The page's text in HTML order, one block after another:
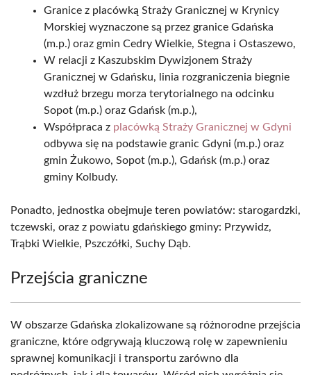
Granice z placówką Straży Granicznej w Krynicy
Morskiej wyznaczone są przez granice Gdańska
(m.p.) oraz gmin Cedry Wielkie, Stegna i Ostaszewo,
W relacji z Kaszubskim Dywizjonem Straży
Granicznej w Gdańsku, linia rozgraniczenia biegnie
wzdłuż brzegu morza terytorialnego na odcinku
Sopot (m.p.) oraz Gdańsk (m.p.),
Współpraca z placówką Straży Granicznej w Gdyni
odbywa się na podstawie granic Gdyni (m.p.) oraz
gmin Żukowo, Sopot (m.p.), Gdańsk (m.p.) oraz
gminy Kolbudy.
Ponadto, jednostka obejmuje teren powiatów: starogardzki,
tczewski, oraz z powiatu gdańskiego gminy: Przywidz,
Trąbki Wielkie, Pszczółki, Suchy Dąb.
Przejścia graniczne
W obszarze Gdańska zlokalizowane są różnorodne przejścia
graniczne, które odgrywają kluczową rolę w zapewnieniu
sprawnej komunikacji i transportu zarówno dla